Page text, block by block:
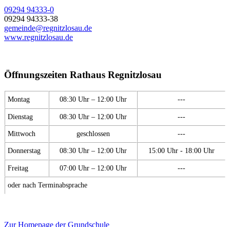
09294 94333-0
09294 94333-38
gemeinde@regnitzlosau.de
www.regnitzlosau.de
Öffnungszeiten Rathaus Regnitzlosau
Montag 08:30 Uhr – 12:00 Uhr ---
Dienstag 08:30 Uhr – 12:00 Uhr ---
Mittwoch geschlossen ---
Donnerstag 08:30 Uhr – 12:00 Uhr 15:00 Uhr - 18:00 Uhr
Freitag 07:00 Uhr – 12:00 Uhr ---
oder nach Terminabsprache
Zur Homepage der Grundschule